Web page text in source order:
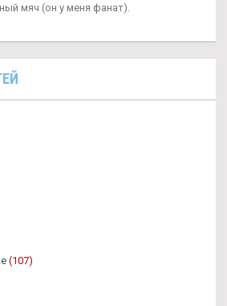
мяч (он у меня фанат).
(107)